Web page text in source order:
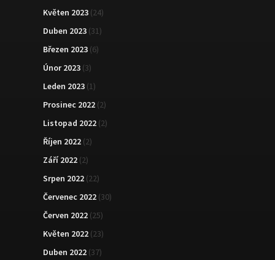
Květen 2023 (24)
Duben 2023 (31)
Březen 2023 (6)
Únor 2023 (3)
Leden 2023 (1)
Prosinec 2022 (2)
Listopad 2022 (2)
Říjen 2022 (2)
Září 2022 (2)
Srpen 2022 (22)
Červenec 2022 (30)
Červen 2022 (25)
Květen 2022 (23)
Duben 2022 (37)